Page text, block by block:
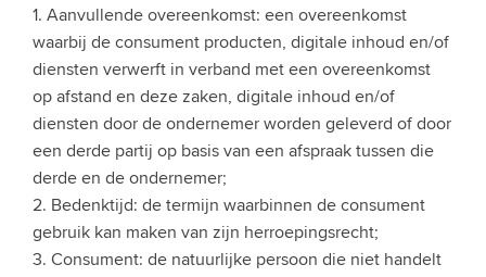
1. Aanvullende overeenkomst: een overeenkomst
waarbij de consument producten, digitale inhoud en/of
diensten verwerft in verband met een overeenkomst
op afstand en deze zaken, digitale inhoud en/of
diensten door de ondernemer worden geleverd of door
een derde partij op basis van een afspraak tussen die
derde en de ondernemer;
2. Bedenktijd: de termijn waarbinnen de consument
gebruik kan maken van zijn herroepingsrecht;
3. Consument: de natuurlijke persoon die niet handelt